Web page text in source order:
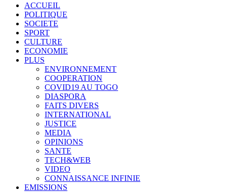
ACCUEIL
POLITIQUE
SOCIETE
SPORT
CULTURE
ECONOMIE
PLUS
ENVIRONNEMENT
COOPERATION
COVID19 AU TOGO
DIASPORA
FAITS DIVERS
INTERNATIONAL
JUSTICE
MEDIA
OPINIONS
SANTE
TECH&WEB
VIDEO
CONNAISSANCE INFINIE
EMISSIONS